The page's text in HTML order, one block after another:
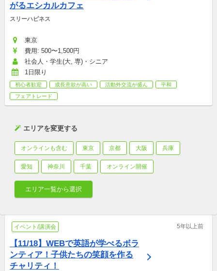
がるエシカルカフェ
スリーハピネス
東京
費用: 500〜1,500円
社会人・学生(大, 専)・シニア
1日限り
初心者歓迎 成長意欲が高い 活動外交流が盛ん
平和
フェアトレード
エリアを変更する
オンラインも含む 東京 京都 大阪 兵庫
愛知 神奈川 千葉 オンライン開催
エリア一覧から選択
イベント/講演会 5年以上前
【11/18】WEBで英語が学べるボラ
ンティア！子供たちの笑顔を作る
チャリティ！